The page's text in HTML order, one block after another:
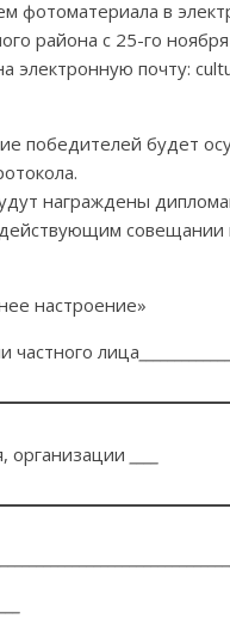
фотоматериала в
района с 25-го
электронную почту:
победителей будет
награждены
действующим совещании
настроение»
частного лица
организации